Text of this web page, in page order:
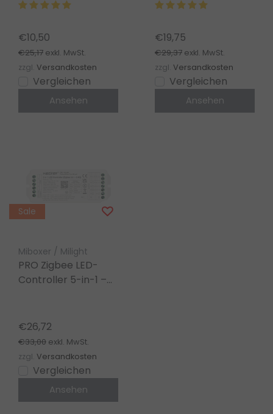
PRO - MiBoxer SR5
€10,50
€25,17 exkl. MwSt.
zzgl. Versandkosten
Vergleichen
Ansehen
Controller für Single
White/RGB/RGBW/
LED-Streifen 12-24V
– SZ5
€19,75
€29,37 exkl. MwSt.
zzgl. Versandkosten
Vergleichen
Ansehen
Sale
Miboxer / Milight
PRO Zigbee LED-
Controller 5-in-1 –
LED-Streifen 12-24-
48V – PZ5
€26,72
€33,00 exkl. MwSt.
zzgl. Versandkosten
Vergleichen
Ansehen